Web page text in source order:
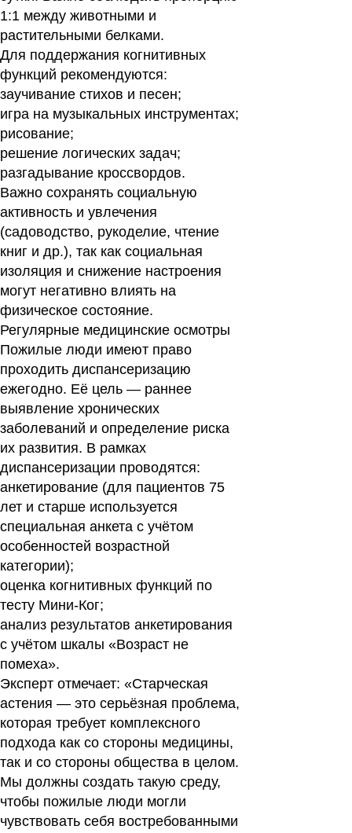
1:1 между животными и
растительными белками.
Для поддержания когнитивных
функций рекомендуются:
заучивание стихов и песен;
игра на музыкальных инструментах;
рисование;
решение логических задач;
разгадывание кроссвордов.
Важно сохранять социальную
активность и увлечения
(садоводство, рукоделие, чтение
книг и др.), так как социальная
изоляция и снижение настроения
могут негативно влиять на
физическое состояние.
Регулярные медицинские осмотры
Пожилые люди имеют право
проходить диспансеризацию
ежегодно. Её цель — раннее
выявление хронических
заболеваний и определение риска
их развития. В рамках
диспансеризации проводятся:
анкетирование (для пациентов 75
лет и старше используется
специальная анкета с учётом
особенностей возрастной
категории);
оценка когнитивных функций по
тесту Мини-Ког;
анализ результатов анкетирования
с учётом шкалы «Возраст не
помеха».
Эксперт отмечает: «Старческая
астения — это серьёзная проблема,
которая требует комплексного
подхода как со стороны медицины,
так и со стороны общества в целом.
Мы должны создать такую среду,
чтобы пожилые люди могли
чувствовать себя востребованными